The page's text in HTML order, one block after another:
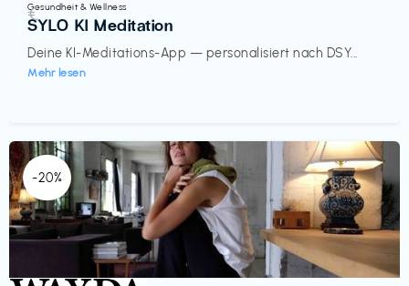
Gesundheit & Wellness
SYLO KI Meditation
Deine KI-Meditations-App — personalisiert nach DSY...
Mehr lesen
€‎
-20%